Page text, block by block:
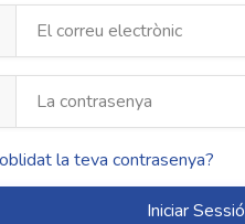
la teva contrasenya?
Iniciar Sessió